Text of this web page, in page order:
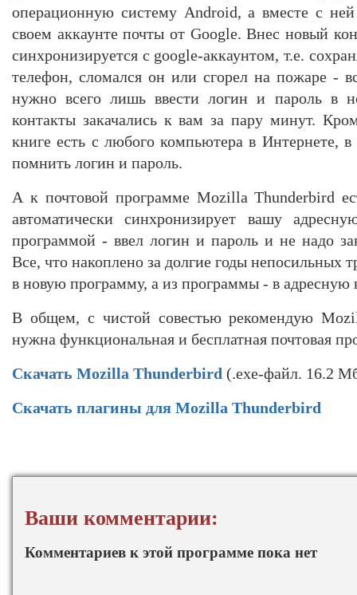
операционную систему Android, а вместе с
своем аккаунте почты от Google. Внес новый
синхронизируется с google-аккаунтом, т.е.
телефон, сломался он или сгорел на пожаре -
нужно всего лишь ввести логин и пароль в
контакты закачались к вам за пару минут.
книге есть с любого компьютера в Интернете,
помнить логин и пароль.
А к почтовой программе Mozilla Thunderbird
автоматически синхронизирует вашу
программой - ввел логин и пароль и не надо
Все, что накоплено за долгие годы непосильных
в новую программу, а из программы - в адресную
В общем, с чистой совестью рекомендую
нужна функциональная и бесплатная почтовая
Скачать Mozilla Thunderbird (.exe-файл. 16.2
Скачать плагины для Mozilla Thunderbird
Ваши комментарии:
Комментариев к этой программе пока нет